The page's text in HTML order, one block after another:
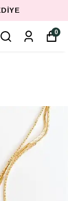
0